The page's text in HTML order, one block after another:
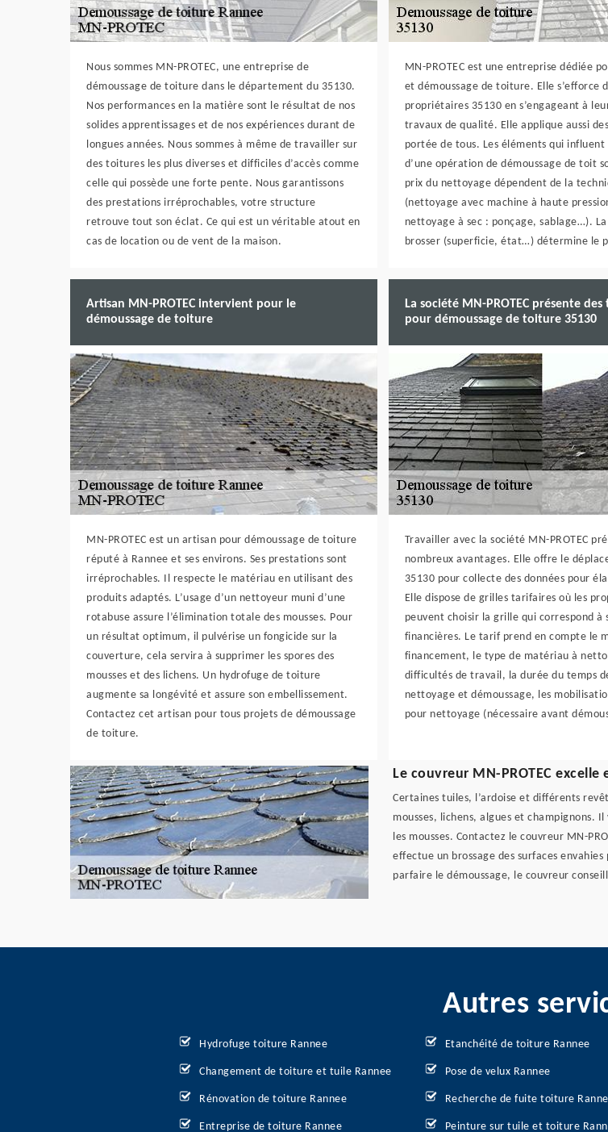
Nous sommes MN-PROTEC, une entreprise de
démoussage de toiture dans le département du 35130.
Nos performances en la matière sont le résultat de nos
solides apprentissages et de nos expériences durant de
longues années. Nous sommes à même de travailler sur
des toitures les plus diverses et difficiles d’accès comme
celle qui possède une forte pente. Nous garantissons
des prestations irréprochables, votre structure
retrouve tout son éclat. Ce qui est un véritable atout en
cas de location ou de vent de la maison.
MN-PROTEC est une entreprise dédiée
et démoussage de toiture. Elle s’efforce
propriétaires 35130 en s’engageant à
travaux de qualité. Elle applique aussi
portée de tous. Les éléments qui influent
d’une opération de démoussage de toit
prix du nettoyage dépendent de la
(nettoyage avec machine à haute
nettoyage à sec : ponçage, sablage…).
brosser (superficie, état…) détermine le
Artisan MN-PROTEC intervient pour le
démoussage de toiture
MN-PROTEC est un artisan pour démoussage de toiture
réputé à Rannee et ses environs. Ses prestations sont
irréprochables. Il respecte le matériau en utilisant des
produits adaptés. L’usage d’un nettoyeur muni d’une
rotabuse assure l’élimination totale des mousses. Pour
un résultat optimum, il pulvérise un fongicide sur la
couverture, cela servira à supprimer les spores des
mousses et des lichens. Un hydrofuge de toiture
augmente sa longévité et assure son embellissement.
Contactez cet artisan pour tous projets de démoussage
de toiture.
La société MN-PROTEC présente
pour démoussage de toiture 35130
Travailler avec la société MN-PROTEC
nombreux avantages. Elle offre le
35130 pour collecte des données pour
Elle dispose de grilles tarifaires où les
peuvent choisir la grille qui correspond à
financières. Le tarif prend en compte le
financement, le type de matériau à
difficultés de travail, la durée du temps
nettoyage et démoussage, les
pour nettoyage (nécessaire avant
Le couvreur MN-PROTEC
Certaines tuiles, l’ardoise et différents
mousses, lichens, algues et champignons.
les mousses. Contactez le couvreur MN-
effectue un brossage des surfaces
parfaire le démoussage, le couvreur
Autres
Hydrofuge toiture Rannee
Changement de toiture et tuile Rannee
Rénovation de toiture Rannee
Entreprise de toiture Rannee
Etanchéité de toiture Rannee
Pose de velux Rannee
Recherche de fuite toiture
Peinture sur tuile et toiture